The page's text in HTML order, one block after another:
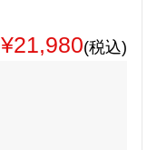
¥21,980(税込)